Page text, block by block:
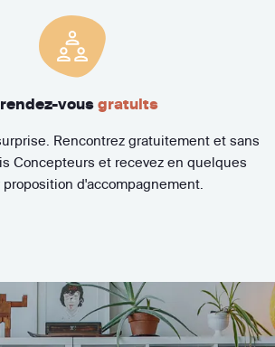
vous gratuits
Rencontrez gratuitement et sans
Concepteurs et recevez en quelques
d'accompagnement.